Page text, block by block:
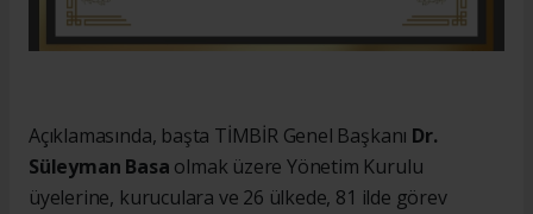
Açıklamasında, başta TİMBİR Genel Başkanı Dr.
Süleyman Basa olmak üzere Yönetim Kurulu
üyelerine, kuruculara ve 26 ülkede, 81 ilde görev